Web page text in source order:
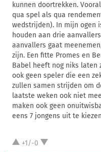
kunnen doortrekken.
qua spel als qua
wedstrijden). In mijn ogen
houden aan drie
aanvallers gaat
zijn. Een fitte Promes en
Babel heeft nog niks laten
ook geen speler die een
zullen samen strijden om
laatste weken ook niet
maken ook geen
eens 7 jongens uit te
+1/-0